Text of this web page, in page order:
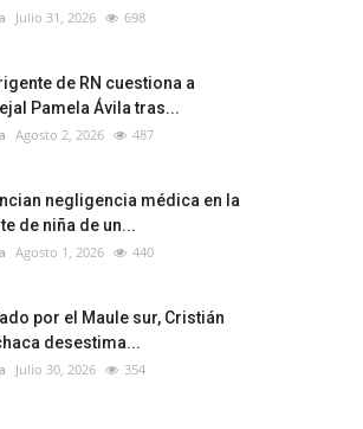
Julio 31, 2026 698
de RN cuestiona a
Pamela Ávila tras...
Agosto 2, 2026 487
negligencia médica en la
de niña de un...
Agosto 1, 2026 440
por el Maule sur, Cristián
desestima...
Julio 30, 2026 354